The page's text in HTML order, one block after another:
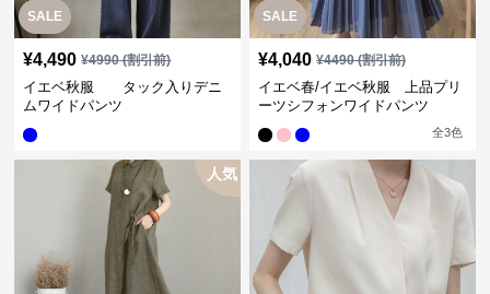
SALE
¥4,490 ¥4990(割引前)
イエベ秋服 タック入りデニ
ムワイドパンツ
SALE
¥4,040 ¥4490(割引前)
イエベ春/イエベ秋服 上品プリ
ーツシフォンワイドパンツ
全3色
人気